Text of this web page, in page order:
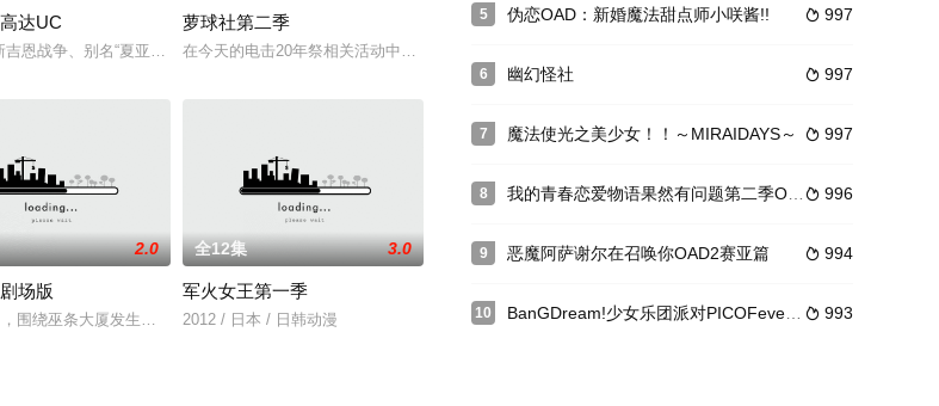
人偶Ma
中男生，某日，他在路上意外地遭遇到了不明
达UC
恩战争、别名“夏亚的叛乱”终结后，地球圈取得了短暂的和平。这之后3年，宇宙
萝球社第二季
在今天的电击20年祭相关活动中，正式宣布「萝球社」TV动画2期制作确定！而此次二期的标
吉千里（
咧的女孩，神经过于大条的她常常会不经大脑
2.0
场版
围绕巫条大厦发生了连续少女坠楼事件。媒体将其报道为无法解释的自杀事件，
全12集 3.0
军火女王第一季
2012 / 日本 / 日韩动漫
5  997
伪恋OAD：新婚魔法甜点师小咲酱!!
6  997
幽幻怪社
7  997
魔法使光之美少女！！～MIRAIDAYS～
8  996
我的青春恋爱物语果然有问题第二季OVA
9  994
恶魔阿萨谢尔在召唤你OAD2赛亚篇
10  993
BanGDream!少女乐团派对PICOFever！